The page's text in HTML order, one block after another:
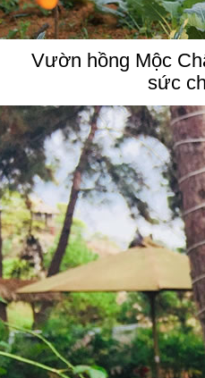
Vườn hồng Mộc
sức